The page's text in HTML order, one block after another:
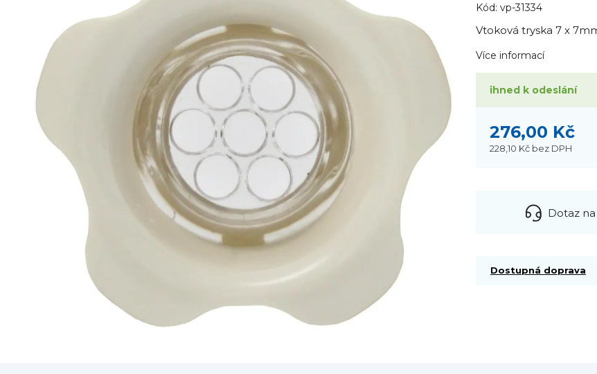
Kód: vp-31334
Vtoková tryska 7 x
Více informací
ihned k odeslání
276,00 Kč
228,10 Kč bez DPH
Dotaz
Dostupná doprava